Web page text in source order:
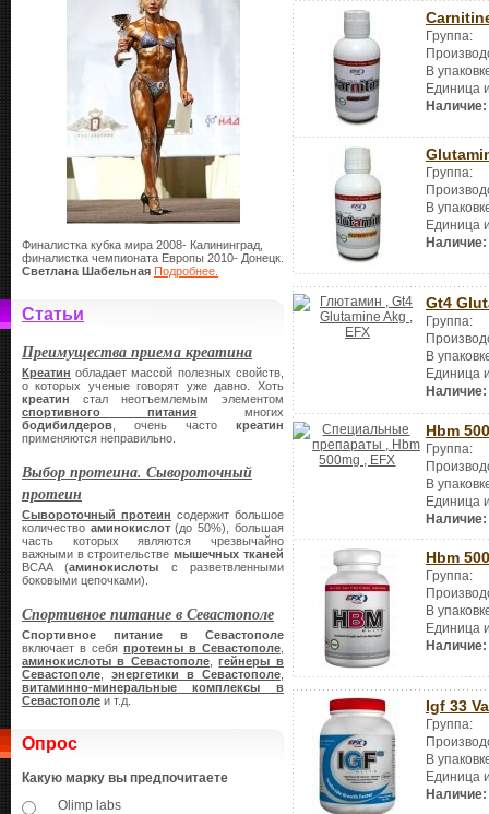
Финалистка кубка мира 2008- Калининград,
финалистка чемпионата Европы 2010- Донецк.
Светлана Шабельная Подробнее.
Статьи
Преимущества приема креатина
Креатин обладает массой полезных свойств,
о которых ученые говорят уже давно. Хоть
креатин стал неотъемлемым элементом
спортивного питания многих
бодибилдеров , очень часто креатин
применяются неправильно.
Выбор протеина. Сывороточный
протеин
Сывороточный протеин содержит большое
количество аминокислот(до 50%), большая
часть которых являются чрезвычайно
важными в строительствемышечных тканей
BCAA (аминокислоты с разветвленными
боковыми цепочками).
Спортивное питание в Севастополе
Спортивное питание в Севастополе
включает в себя протеины в Севастополе
аминокислоты в Севастополе ,гейнеры в
Севастополе
энергетики в Севастополе
витаминно-минеральные комплексы в
Севастополе и т.д.
Опрос
Какую марку вы предпочитаете
Olimp labs
Группа:
В
Единица
Наличие:
Группа:
В
Единица
Наличие:
Gt4
Группа:
В
Единица
Наличие:
Hbm
Группа:
В
Единица
Наличие:
Hbm
Группа:
В
Единица
Наличие:
Igf 33
Группа:
В
Единица
Наличие: